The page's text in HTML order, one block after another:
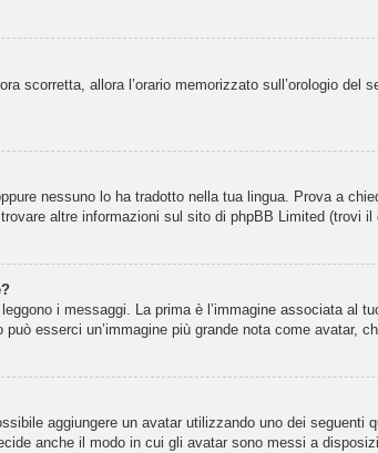
scorretta, allora l’orario memorizzato sull’orologio del
nessuno lo ha tradotto nella tua lingua. Prova a
altre informazioni sul sito di phpBB Limited (trovi il
i messaggi. La prima è l’immagine associata al
esserci un’immagine più grande nota come avatar,
aggiungere un avatar utilizzando uno dei seguenti
anche il modo in cui gli avatar sono messi a